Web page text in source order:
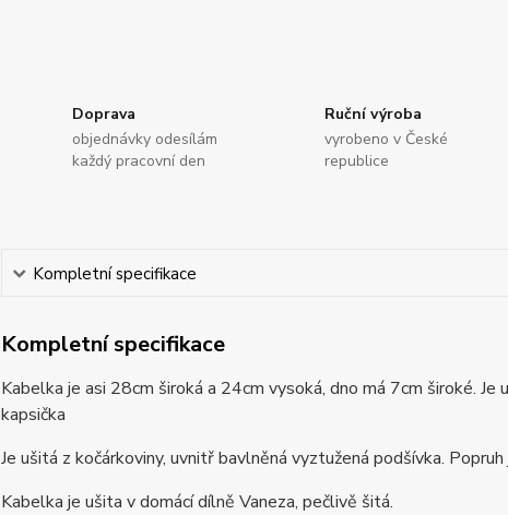
Doprava
objednávky odesílám
každý pracovní den
Ruční výroba
vyrobeno v České
republice
Kompletní specifikace
Kompletní specifikace
Kabelka je asi 28cm široká a 24cm vysoká, dno má 7cm široké.
kapsička
Je ušitá z kočárkoviny, uvnitř bavlněná vyztužená podšívka.
Kabelka je ušita v domácí dílně Vaneza, pečlivě šitá.